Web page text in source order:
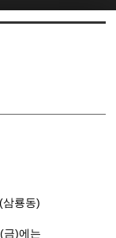
룡동)
금)에는